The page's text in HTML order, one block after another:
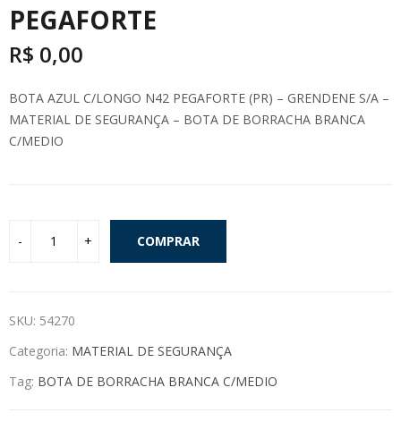
PEGAFORTE
R$ 0,00
BOTA AZUL C/LONGO N42 PEGAFORTE (PR) – GRENDENE S/A –
MATERIAL DE SEGURANÇA – BOTA DE BORRACHA BRANCA
C/MEDIO
COMPRAR
SKU: 54270
Categoria: MATERIAL DE SEGURANÇA
Tag: BOTA DE BORRACHA BRANCA C/MEDIO